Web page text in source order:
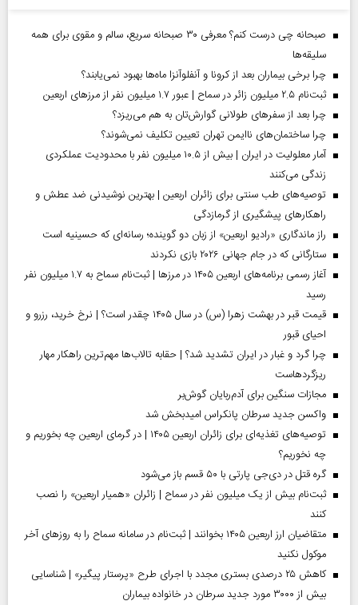
صبحانه چی درست کنم؟ معرفی ۳۰ صبحانه سریع، سالم و مقوی برای همه
سلیقه‌ها
چرا برخی بیماران بعد از کرونا و آنفلوآنزا ماه‌ها بهبود نمی‌یابند؟
ثبت‌نام ۲.۵ میلیون زائر در سماح | عبور ۱.۷ میلیون نفر از مرز‌های اربعین
چرا بعد از سفرهای طولانی گوارش‌تان به هم می‌ریزد؟
چرا ساختمان‌های ناایمن تهران تعیین تکلیف نمی‌شوند؟
آمار معلولیت در ایران | بیش از ۱۰.۵ میلیون نفر با محدودیت عملکردی
زندگی می‌کنند
توصیه‌های طب سنتی برای زائران اربعین | بهترین نوشیدنی ضد عطش و
راهکارهای پیشگیری از گرمازدگی
راز ماندگاری «رادیو اربعین» از زبان دو گوینده؛ رسانه‌ای که حسینیه است
ستارگانی که در جام جهانی ۲۰۲۶ بازی نکردند
آغاز رسمی برنامه‌های اربعین ۱۴۰۵ در مرز‌ها | ثبت‌نام سماح به ۱.۷ میلیون نفر
رسید
قیمت قبر در بهشت زهرا (س) در سال ۱۴۰۵ چقدر است؟ | نرخ خرید، رزرو و
احیای قبور
چرا گرد و غبار در ایران تشدید شد؟ | حقابه تالاب‌ها مهم‌ترین راهکار مهار
ریزگردهاست
مجازات سنگین برای آدم‌ربایان گوش‌بر
واکسن جدید سرطان پانکراس امیدبخش شد
توصیه‌های تغذیه‌ای برای زائران اربعین ۱۴۰۵ | در گرمای اربعین چه بخوریم و
چه نخوریم؟
گره قتل در دی‌جی پارتی با ۵۰ قسم باز می‌شود
ثبت‌نام بیش از یک میلیون نفر در سماح | زائران «همیار اربعین» را نصب
کنند
متقاضیان ارز اربعین ۱۴۰۵ بخوانند | ثبت‌نام در سامانه سماح را به روز‌های آخر
موکول نکنید
کاهش ۲۵ درصدی بستری مجدد با اجرای طرح «پرستار پیگیر» | شناسایی
بیش از ۳۰۰۰ مورد جدید سرطان در خانواده بیماران